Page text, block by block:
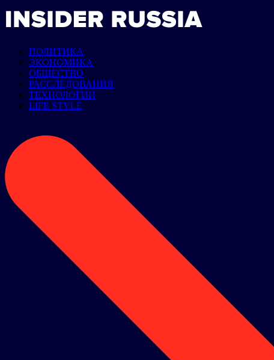
ПОЛИТИКА
ЭКОНОМИКА
ОБЩЕСТВО
РАССЛЕДОВАНИЯ
ТЕХНОЛОГИИ
LIFE STYLE